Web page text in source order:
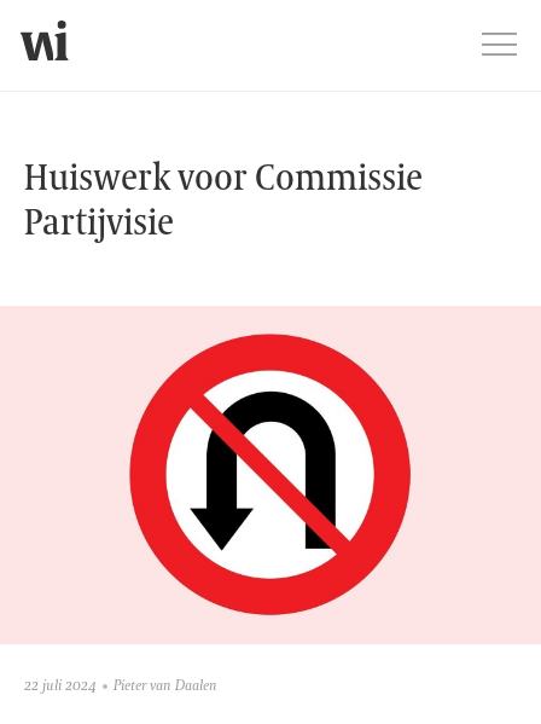
Huiswerk voor Commissie
Huiswerk voor Commissie
Partijvisie
22 juli 2024 Pieter van Daalen